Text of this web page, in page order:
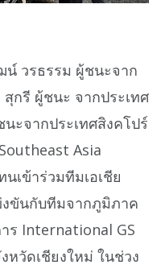
วรธรรม ผู้ชนะจาก
กรี ผู้ชนะ จากประเทศ
ะจากประเทศสิงคโปร์
Asia
เข้าร่วมทีมเอเชีย
งขันกับทีมจากภูมิภาค
ร International GS
วัดเชียงใหม่ ในช่วง